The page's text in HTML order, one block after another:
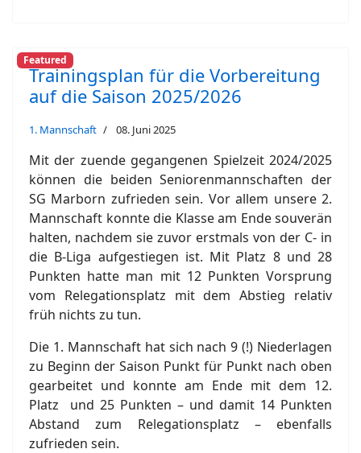
Featured
Trainingsplan für die Vorbereitung
auf die Saison 2025/2026
1. Mannschaft 08. Juni 2025
Mit der zuende gegangenen Spielzeit 2024/2025
können die beiden Seniorenmannschaften der
SG Marborn zufrieden sein. Vor allem unsere 2.
Mannschaft konnte die Klasse am Ende souverän
halten, nachdem sie zuvor erstmals von der C- in
die B-Liga aufgestiegen ist. Mit Platz 8 und 28
Punkten hatte man mit 12 Punkten Vorsprung
vom Relegationsplatz mit dem Abstieg relativ
früh nichts zu tun.
Die 1. Mannschaft hat sich nach 9 (!) Niederlagen
zu Beginn der Saison Punkt für Punkt nach oben
gearbeitet und konnte am Ende mit dem 12.
Platz und 25 Punkten – und damit 14 Punkten
Abstand zum Relegationsplatz – ebenfalls
zufrieden sein.